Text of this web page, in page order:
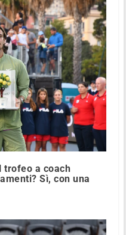
trofeo a coach
Sì, con una